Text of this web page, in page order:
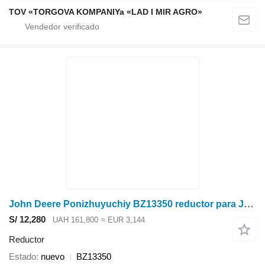
TOV «TORGOVA KOMPANIYa «LAD I MIR AGRO»
John Deere Ponizhuyuchiy BZ13350 reductor para John Deere cosechadora de cereales
S/ 12,280 UAH 161,800 ≈ EUR 3,144
Reductor
Estado nuevo
BZ13350